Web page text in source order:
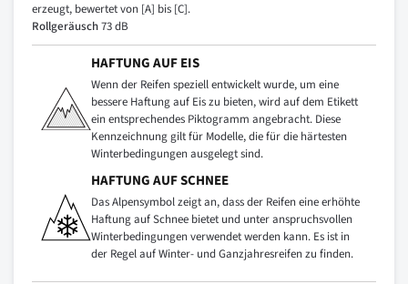
erzeugt, bewertet von [A] bis [C].
Rollgeräusch73 dB
HAFTUNG AUF EIS
Wenn der Reifen speziell entwickelt wurde, um eine
bessere Haftung auf Eis zu bieten, wird auf dem Etikett
ein entsprechendes Piktogramm angebracht. Diese
Kennzeichnung gilt für Modelle, die für die härtesten
Winterbedingungen ausgelegt sind.
HAFTUNG AUF SCHNEE
Das Alpensymbol zeigt an, dass der Reifen eine erhöhte
Haftung auf Schnee bietet und unter anspruchsvollen
Winterbedingungen verwendet werden kann. Es ist in
der Regel auf Winter- und Ganzjahresreifen zu finden.